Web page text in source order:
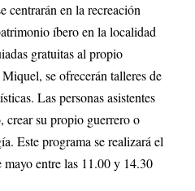
centrarán en la recreación
íbero en la localidad
gratuitas al propio
se ofrecerán talleres de
Las personas asistentes
crear su propio guerrero o
Este programa se realizará el
entre las 11.00 y 14.30